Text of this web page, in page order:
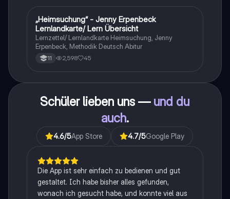
Deutsch
„Heimsuchung“ - Jenny Erpenbeck
Lernlandkarte/ Lern Übersicht
Lernzettel/ Lernlandkarte Heimsuchung, Jenny
Erpenbeck, Methodik Deutsch Abitur
11 2,598 45
Schüler lieben uns — und du
auch.
4.6/5App Store 4.7/5Google Play
Die App ist sehr einfach zu bedienen und gut
gestaltet. Ich habe bisher alles gefunden,
wonach ich gesucht habe, und konnte viel aus